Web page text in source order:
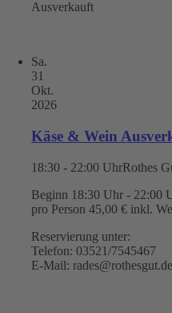
Ausverkauft
Sa.
31
Okt.
2026
Käse & Wein
18:30 - 22:00 UhrRothes
Beginn 18:30 Uhr - 22:00
pro Person 45,00 € inkl.
Reservierung unter:
Telefon: 03521/7545467
E-Mail: rades@rothesgut.de